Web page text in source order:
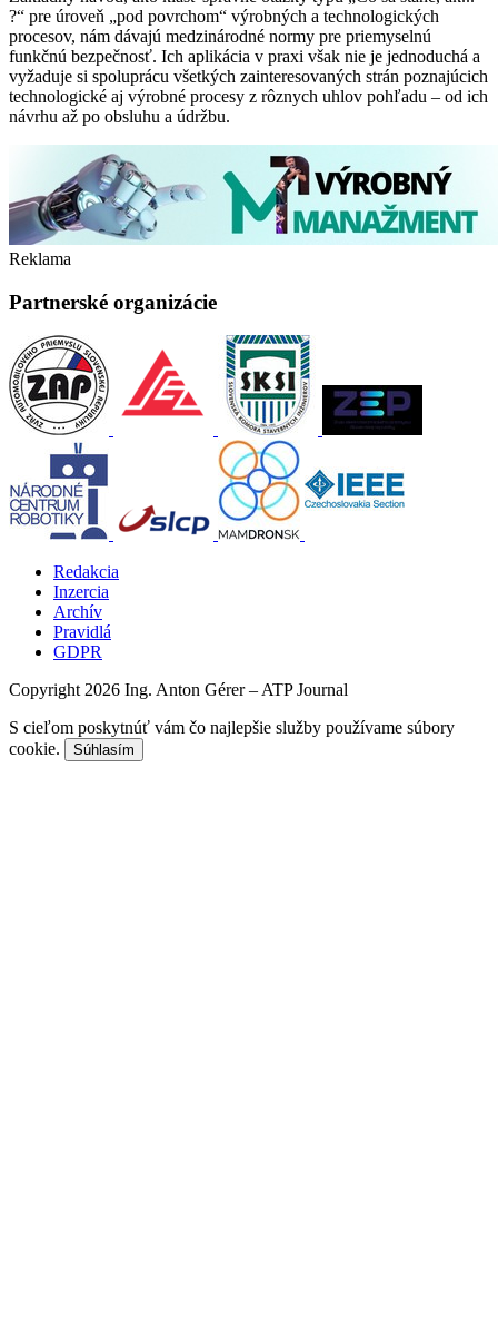
?“ pre úroveň „pod povrchom“ výrobných a technologických
procesov, nám dávajú medzinárodné normy pre priemyselnú
funkčnú bezpečnosť. Ich aplikácia v praxi však nie je jednoduchá a
vyžaduje si spoluprácu všetkých zainteresovaných strán poznajúcich
technologické aj výrobné procesy z rôznych uhlov pohľadu – od ich
návrhu až po obsluhu a údržbu.
Reklama
Partnerské organizácie
Redakcia
Inzercia
Archív
Pravidlá
GDPR
Copyright 2026 Ing. Anton Gérer – ATP Journal
S cieľom poskytnúť vám čo najlepšie služby používame súbory
cookie.
Súhlasím